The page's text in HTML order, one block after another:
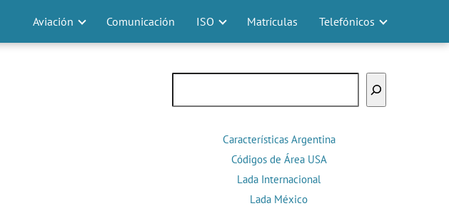
Aviación Comunicación ISO Matrículas Telefónicos
Características Argentina
Códigos de Área USA
Lada Internacional
Lada México